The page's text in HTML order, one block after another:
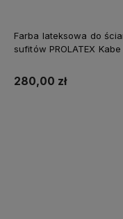
Farba lateksowa do
sufitów PROLATEX Kabe biała
matowa
280,00 zł